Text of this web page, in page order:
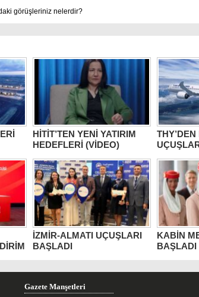
görüşleriniz nelerdir?
HİTİT’TEN YENİ YATIRIM
HEDEFLERİ (VİDEO)
İZMİR-ALMATI UÇUŞLARI
BAŞLADI
KABİN
BAŞLADI
Gazete Manşetleri